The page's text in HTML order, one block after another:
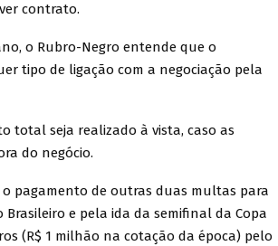
contrato.
o Rubro-Negro entende que o
tipo de ligação com a negociação pela
total seja realizado à vista, caso as
do negócio.
pagamento de outras duas multas para
e pela ida da semifinal da Copa
(R$ 1 milhão na cotação da época) pelo